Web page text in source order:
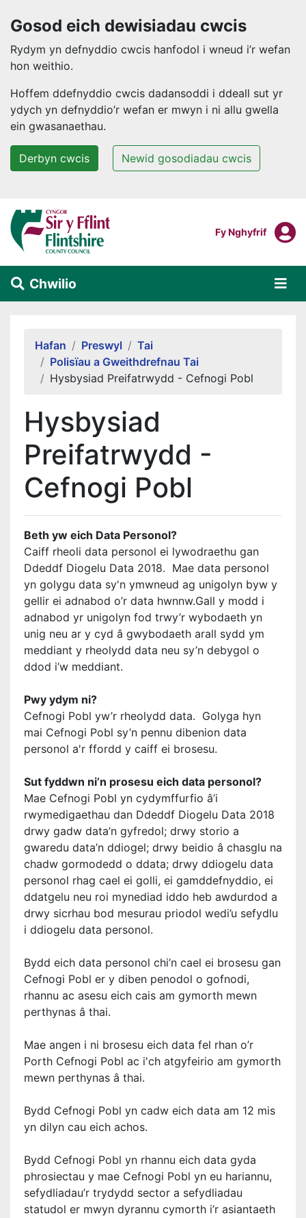
Gosod eich dewisiadau cwcis
Rydym yn defnyddio cwcis hanfodol i wneud i’r wefan
hon weithio.
Hoffem ddefnyddio cwcis dadansoddi i ddeall sut yr
ydych yn defnyddio’r wefan er mwyn i ni allu gwella
ein gwasanaethau.
Derbyn cwcis Newid gosodiadau cwcis
Neidio i'r prif gynnwys
Mewngofnodi I
Fy Nghyfrif
Chwilio
Hafan Preswyl
Tai
Polisïau a Gweithdrefnau Tai
Hysbysiad Preifatrwydd - Cefnogi Pobl
Hysbysiad
Preifatrwydd -
Cefnogi Pobl
Beth yw eich Data Personol?
Caiff rheoli data personol ei lywodraethu gan
Ddeddf Diogelu Data 2018. Mae data personol
yn golygu data sy'n ymwneud ag unigolyn byw y
gellir ei adnabod o’r data hwnnw.Gall y modd i
adnabod yr unigolyn fod trwy’r wybodaeth yn
unig neu ar y cyd â gwybodaeth arall sydd ym
meddiant y rheolydd data neu sy’n debygol o
ddod i’w meddiant.
Pwy ydym ni?
Cefnogi Pobl yw’r rheolydd data. Golyga hyn
mai Cefnogi Pobl sy’n pennu dibenion data
personol a'r ffordd y caiff ei brosesu.
Sut fyddwn ni’n prosesu eich data personol?
Mae Cefnogi Pobl yn cydymffurfio â’i
rwymedigaethau dan Ddeddf Diogelu Data 2018
drwy gadw data’n gyfredol; drwy storio a
gwaredu data’n ddiogel; drwy beidio â chasglu na
chadw gormodedd o ddata; drwy ddiogelu data
personol rhag cael ei golli, ei gamddefnyddio, ei
ddatgelu neu roi mynediad iddo heb awdurdod a
drwy sicrhau bod mesurau priodol wedi’u sefydlu
i ddiogelu data personol.
Bydd eich data personol chi’n cael ei brosesu gan
Cefnogi Pobl er y diben penodol o gofnodi,
rhannu ac asesu eich cais am gymorth mewn
perthynas â thai.
Mae angen i ni brosesu eich data fel rhan o’r
Porth Cefnogi Pobl ac i'ch atgyfeirio am gymorth
mewn perthynas â thai.
Bydd Cefnogi Pobl yn cadw eich data am 12 mis
yn dilyn cau eich achos.
Bydd Cefnogi Pobl yn rhannu eich data gyda
phrosiectau y mae Cefnogi Pobl yn eu hariannu,
sefydliadau’r trydydd sector a sefydliadau
statudol er mwyn dyrannu cymorth i’r asiantaeth